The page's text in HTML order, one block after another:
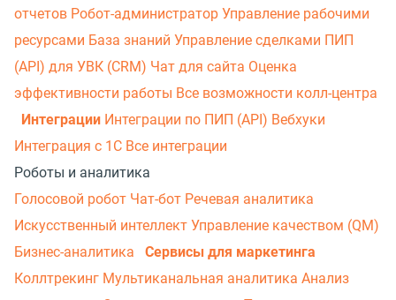
отчетов Робот-администратор Управление рабочими
ресурсами База знаний Управление сделками ПИП
(API) для УВК (CRM) Чат для сайта Оценка
эффективности работы Все возможности колл-центра
Интеграции Интеграции по ПИП (API) Вебхуки
Интеграция с 1С Все интеграции
Роботы и аналитика
Голосовой робот Чат-бот Речевая аналитика
Искусственный интеллект Управление качеством (QM)
Бизнес-аналитика
Сервисы для маркетинга
Коллтрекинг Мультиканальная аналитика Анализ